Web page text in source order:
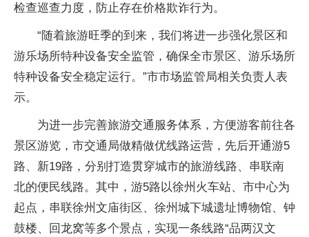
检查巡查力度，防止存在价格欺诈行为。
“随着旅游旺季的到来，我们将进一步强化景区和
游乐场所特种设备安全监管，确保全市景区、游乐场所
特种设备安全稳定运行。”市市场监管局相关负责人表
示。
为进一步完善旅游交通服务体系，方便游客前往各
景区游览，市交通局做精做优线路运营，先后开通游5
路、新19路，分别打造贯穿城市的旅游线路、串联南
北的便民线路。其中，游5路以徐州火车站、市中心为
起点，串联徐州文庙街区、徐州城下城遗址博物馆、钟
鼓楼、回龙窝等多个景点，实现一条线路“品两汉文